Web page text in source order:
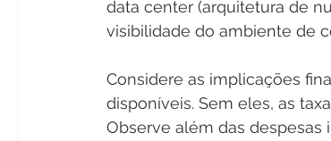
data center (arquitetura de
visibilidade do ambiente de
Considere as implicações
disponíveis. Sem eles, as
Observe além das despesas